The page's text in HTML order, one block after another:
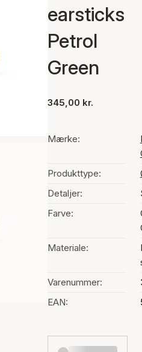
earsticks
Petrol
Green
345,00 kr.
Mærke:
Produkttype:
Detaljer:
Farve:
Materiale:
Varenummer:
EAN: